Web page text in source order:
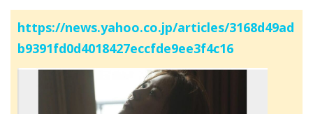
https://news.yahoo.co.jp/articles/3168d49ad
b9391fd0d4018427eccfde9ee3f4c16